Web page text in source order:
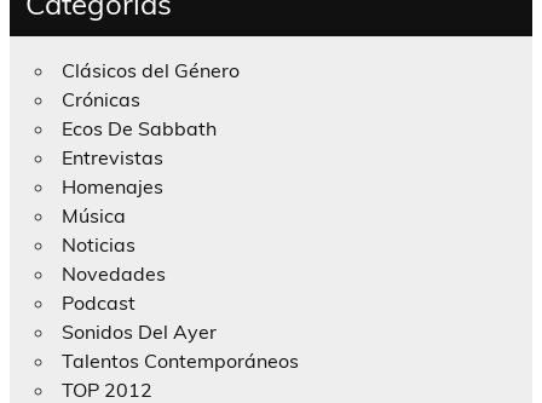
Clásicos del Género
Crónicas
Ecos De Sabbath
Entrevistas
Homenajes
Música
Noticias
Novedades
Podcast
Sonidos Del Ayer
Talentos Contemporáneos
TOP 2012